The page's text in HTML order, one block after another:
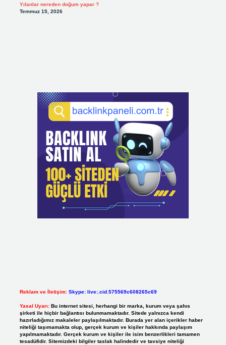
Yılanlar nereden doğum yapar ?
Temmuz 15, 2026
Reklam ve İletişim: Skype: live:.cid.575569c608265c69
Yasal Uyarı: Bu internet sitesi, herhangi bir marka, kurum veya şahıs
şirketi ile hiçbir bağlantısı bulunmamaktadır. Sitede yalnızca kendi
hazırladığımız makaleler paylaşılmaktadır. Burada yer alan içerikler haber
niteliği taşımamakta olup, gerçek kurum ve kişiler hakkında paylaşım
yapılmamaktadır. Gerçek kurum ve kişiler ile isim benzerlikleri tamamen
tesadüfidir. Sitemizdeki bilgiler taslak halindedir ve tavsiye niteliği